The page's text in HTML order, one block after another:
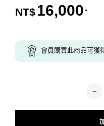
/ 5，已有
位顧客進
NT$16,000 .
會員購買此商品可獲
瑜-